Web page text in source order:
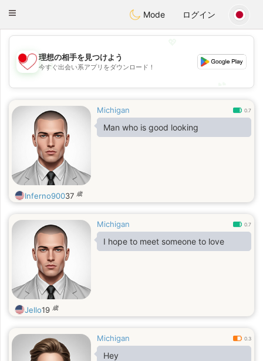
日本Chat
Toggle
Mode ログイン
💖
💕
理想の相手を見つけよう
今すぐ出会い系アプリをダウンロード！
Michigan 0.7
Man who is good looking
Inferno90037 歳
Michigan 0.7
I hope to meet someone to love
Jello19 歳
Michigan 0.3
Hey